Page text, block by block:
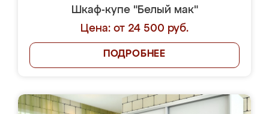
Шкаф-купе "Белый мак"
Цена: от 24 500 руб.
ПОДРОБНЕЕ